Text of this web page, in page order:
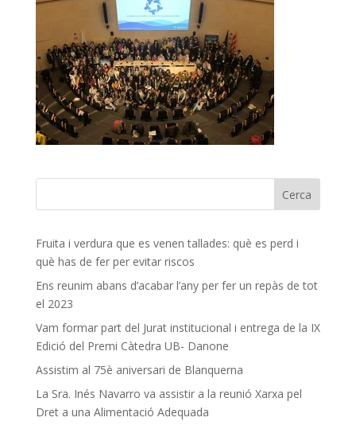
Fruita i verdura que es venen tallades: què es perd i
què has de fer per evitar riscos
Ens reunim abans d’acabar l’any per fer un repàs de tot
el 2023
Vam formar part del Jurat institucional i entrega de la IX
Edició del Premi Càtedra UB- Danone
Assistim al 75è aniversari de Blanquerna
La Sra. Inés Navarro va assistir a la reunió Xarxa pel
Dret a una Alimentació Adequada